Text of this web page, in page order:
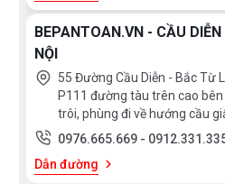
BEPANTOAN.VN - CẦU
NỘI
55 Đường Cầu Diễn - Bắc Từ
P111 đường tàu trên cao
trôi, phùng đi về hướng cầu
0976.665.669 -
Dẫn đường